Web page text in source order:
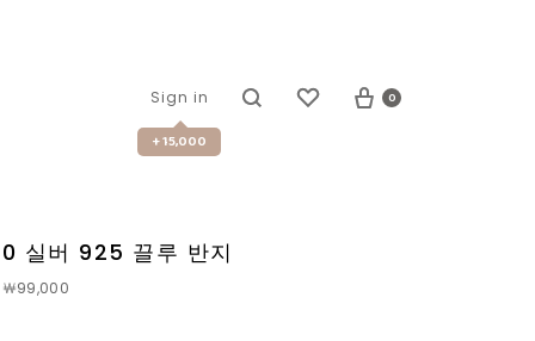
Sign in
+ 15,000
0
실버 925 끌루 반지
￦99,000